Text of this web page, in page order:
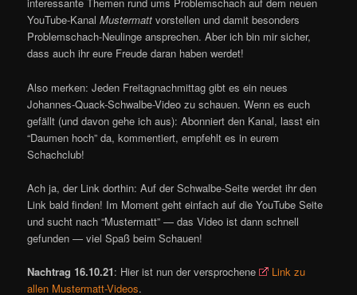
interessante Themen rund ums Problemschach auf dem neuen
YouTube-KanalMustermatt vorstellen und damit besonders
Problemschach-Neulinge ansprechen. Aber ich bin mir sicher,
dass auch ihr eure Freude daran haben werdet!
Also merken: Jeden Freitagnachmittag gibt es ein neues
Johannes-Quack-Schwalbe-Video zu schauen. Wenn es euch
gefällt (und davon gehe ich aus): Abonniert den Kanal, lasst ein
“Daumen hoch” da, kommentiert, empfehlt es in eurem
Schachclub!
Ach ja, der Link dorthin: Auf der Schwalbe-Seite werdet ihr den
Link bald finden! Im Moment geht einfach auf die YouTube Seite
und sucht nach “Mustermatt” — das Video ist dann schnell
gefunden — viel Spaß beim Schauen!
Nachtrag 16.10.21: Hier ist nun der versprochene
Link zu
allen Mustermatt-Videos.